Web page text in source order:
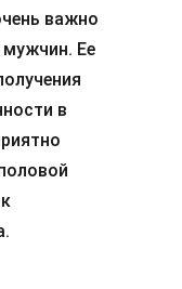
важно
Ее
в